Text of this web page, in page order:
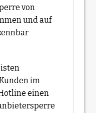
von
und auf
im
einen